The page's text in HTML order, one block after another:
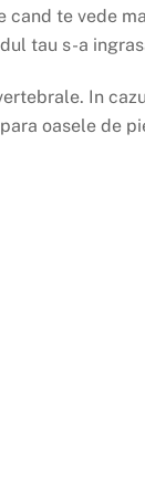
cand te vede
tau s-a
In
oasele de